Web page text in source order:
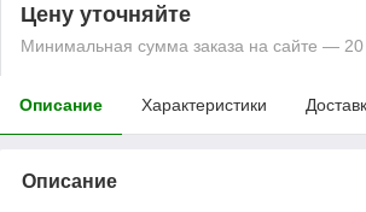
Цену уточняйте
Минимальная сумма заказа на сайте —
Описание Характеристики
Описание